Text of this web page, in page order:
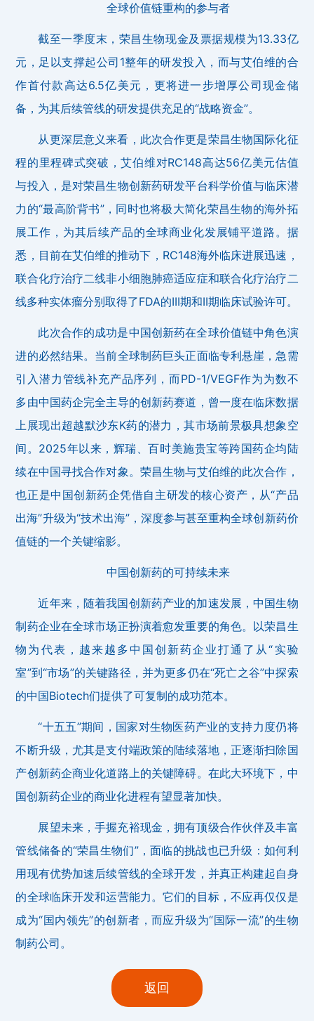
全球价值链重构的参与者
截至一季度末，荣昌生物现金及票据规模为13.33亿
元，足以支撑起公司1整年的研发投入，而与艾伯维的合
作首付款高达6.5亿美元，更将进一步增厚公司现金储
备，为其后续管线的研发提供充足的“战略资金”。
从更深层意义来看，此次合作更是荣昌生物国际化征
程的里程碑式突破，艾伯维对RC148高达56亿美元估值
与投入，是对荣昌生物创新药研发平台科学价值与临床潜
力的“最高阶背书”，同时也将极大简化荣昌生物的海外拓
展工作，为其后续产品的全球商业化发展铺平道路。据
悉，目前在艾伯维的推动下，RC148海外临床进展迅速，
联合化疗治疗二线非小细胞肺癌适应症和联合化疗治疗二
线多种实体瘤分别取得了FDA的III期和II期临床试验许可。
此次合作的成功是中国创新药在全球价值链中角色演
进的必然结果。当前全球制药巨头正面临专利悬崖，急需
引入潜力管线补充产品序列，而PD-1/VEGF作为为数不
多由中国药企完全主导的创新药赛道，曾一度在临床数据
上展现出超越默沙东K药的潜力，其市场前景极具想象空
间。2025年以来，辉瑞、百时美施贵宝等跨国药企均陆
续在中国寻找合作对象。荣昌生物与艾伯维的此次合作，
也正是中国创新药企凭借自主研发的核心资产，从“产品
出海”升级为“技术出海”，深度参与甚至重构全球创新药价
值链的一个关键缩影。
中国创新药的可持续未来
近年来，随着我国创新药产业的加速发展，中国生物
制药企业在全球市场正扮演着愈发重要的角色。以荣昌生
物为代表，越来越多中国创新药企业打通了从“实验
室”到“市场”的关键路径，并为更多仍在“死亡之谷”中探索
的中国Biotech们提供了可复制的成功范本。
“十五五”期间，国家对生物医药产业的支持力度仍将
不断升级，尤其是支付端政策的陆续落地，正逐渐扫除国
产创新药企商业化道路上的关键障碍。在此大环境下，中
国创新药企业的商业化进程有望显著加快。
展望未来，手握充裕现金，拥有顶级合作伙伴及丰富
管线储备的“荣昌生物们”，面临的挑战也已升级：如何利
用现有优势加速后续管线的全球开发，并真正构建起自身
的全球临床开发和运营能力。它们的目标，不应再仅仅是
成为“国内领先”的创新者，而应升级为“国际一流”的生物
制药公司。
返回